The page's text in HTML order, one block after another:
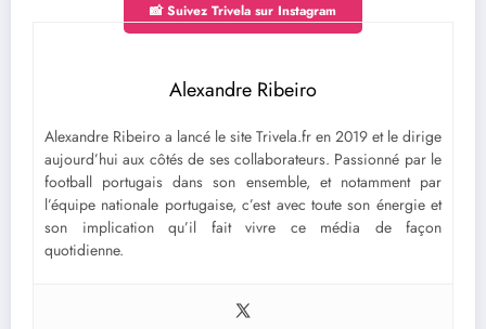
📸 Suivez Trivela sur Instagram
Alexandre Ribeiro
Alexandre Ribeiro a lancé le site Trivela.fr en 2019 et le dirige
aujourd’hui aux côtés de ses collaborateurs. Passionné par le
football portugais dans son ensemble, et notamment par
l’équipe nationale portugaise, c’est avec toute son énergie et
son implication qu’il fait vivre ce média de façon
quotidienne.